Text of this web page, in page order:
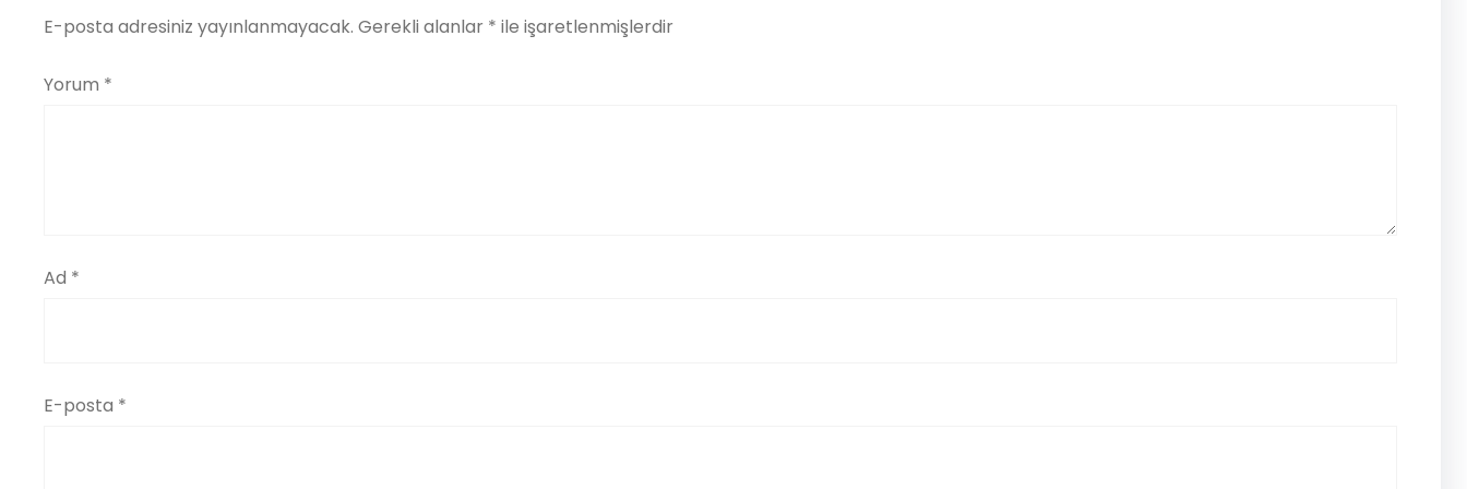
E-posta adresiniz yayınlanmayacak. Gerekli alanlar * ile işaretlenmişlerdir
Yorum *
Ad *
E-posta *